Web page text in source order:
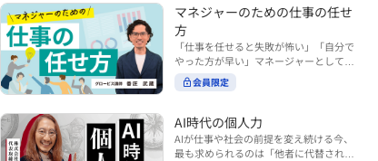
携わるリーダー・マネージャーの方 ・AI
を活用して事業創出のスピードや成功確
率を高めたい方 ・AI時代における新規事
業リーダーの役割やマインドセットを学
びたい方 ■AIシフトシリーズとは？ 『AI
BUSINESS SHIFTシリーズ』は以下の3
す。（順次公開） https://unlimited.glo
bis.co.jp/ja/tags/AI%E3%83%93%E3%8
2%B8%E3%83%8D%E3%82%B9%E3%
（#2以降は順次公開） 本コースでは、
「勝てる営業とは？トップ5%セールス
の共通点」をテーマに BtoBでお客様に
選ばれる営業の役割 トップ5％のセール
スに共通する行動や考え方 成果につなが
る実践的なポイント などを解説します。
◾️こんな方におすすめ 提案しても顧客に
が多い方 顧客の本当の課題や決裁者の判
断基準をつかみきれず、案件が前に進ま
ない方 再現性のある営業テクニックを身
マネジャーのための仕事の任せ
方
「仕事を任せると失敗が怖い」「自分で
やった方が早い」マネージャーとしてメ
ンバーやチームの力を引き出しながら成
果を上げるには、どのように仕事を任せ
い時代において、マネージャーとして成
果を上げ続けるためには、メンバーの個
性や特性を理解し、それに合わせた効果
会員限定
AI時代の個人力
AIが仕事や社会の前提を変え続ける今、
最も求められるのは「他者に代替されな